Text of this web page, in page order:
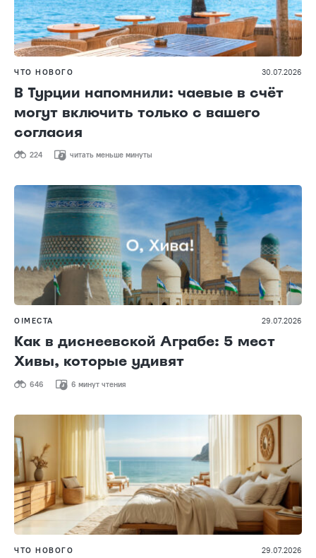
ЧТО НОВОГО 30.07.2026
В Турции напомнили: чаевые в счёт
могут включить только с вашего
согласия
224 читать меньше минуты
О!МЕСТА 29.07.2026
Как в диснеевской Аграбе: 5 мест
Хивы, которые удивят
646 6 минут чтения
ЧТО НОВОГО 29.07.2026